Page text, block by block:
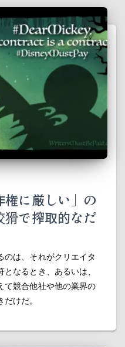
権に厳しい」の
猾で搾取的なだ
のは、それがクリエイタ
なるとき、あるいは、
て競合他社や他の業界の
けだ。